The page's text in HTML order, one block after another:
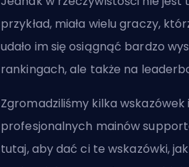
przykład, miała wielu graczy,
udało im się osiągnąć bardzo
rankingach, ale także na
Zgromadziliśmy kilka
profesjonalnych mainów
tutaj, aby dać ci te wskazówki,